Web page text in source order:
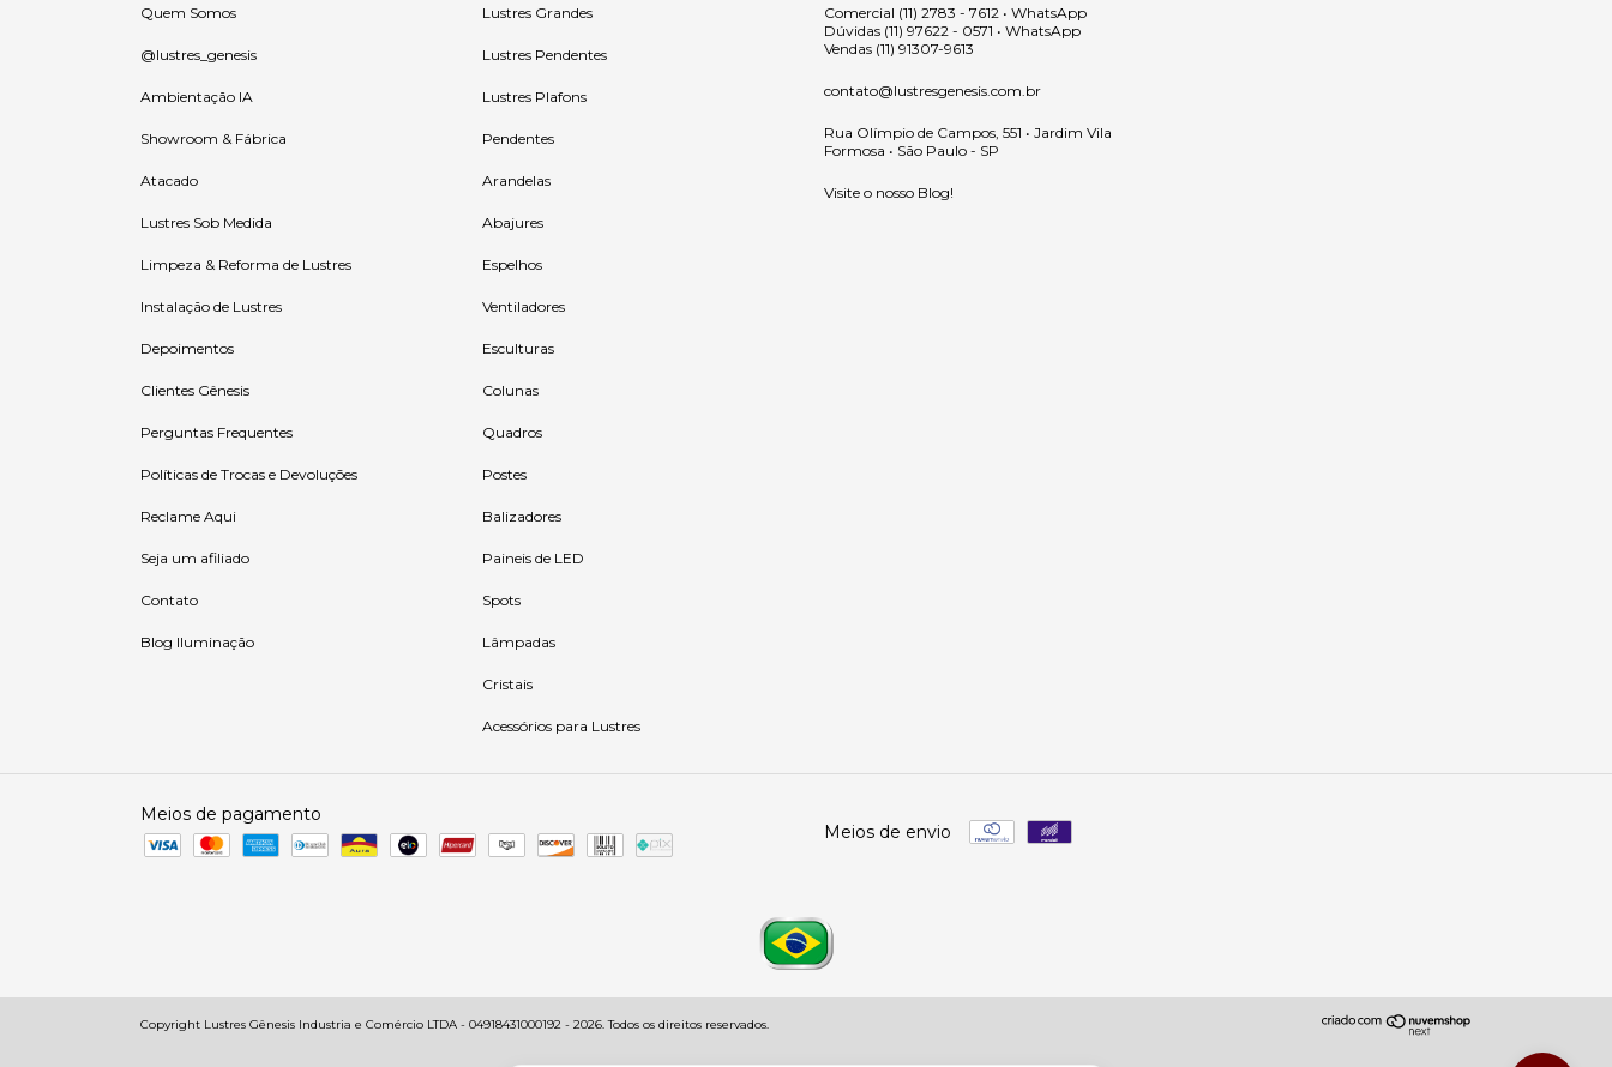
Quem Somos
@lustres_genesis
Ambientação IA
Showroom & Fábrica
Atacado
Lustres Sob Medida
Limpeza & Reforma de Lustres
Instalação de Lustres
Depoimentos
Clientes Gênesis
Perguntas Frequentes
Políticas de Trocas e Devoluções
Reclame Aqui
Seja um afiliado
Contato
Blog Iluminação
Lustres Grandes
Lustres Pendentes
Lustres Plafons
Pendentes
Arandelas
Abajures
Espelhos
Ventiladores
Esculturas
Colunas
Quadros
Postes
Balizadores
Paineis de LED
Spots
Lâmpadas
Cristais
Acessórios para Lustres
Comercial (11) 2783 - 7612 • WhatsApp
Dúvidas (11) 97622 - 0571 • WhatsApp
Vendas (11) 91307-9613
contato@lustresgenesis.com.br
Rua Olímpio de Campos, 551 • Jardim Vila
Formosa • São Paulo - SP
Visite o nosso Blog!
Meios de pagamento
Meios de envio
Copyright Lustres Gênesis Industria e Comércio LTDA - 04918431000192 - 2026. Todos os direitos reservados.